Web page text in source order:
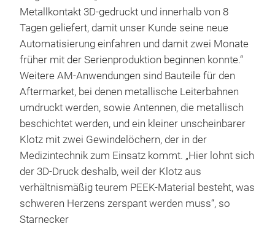
Metallkontakt 3D-gedruckt und innerhalb von 8
Tagen geliefert, damit unser Kunde seine neue
Automatisierung einfahren und damit zwei Monate
früher mit der Serienproduktion beginnen konnte.“
Weitere AM-Anwendungen sind Bauteile für den
Aftermarket, bei denen metallische Leiterbahnen
umdruckt werden, sowie Antennen, die metallisch
beschichtet werden, und ein kleiner unscheinbarer
Klotz mit zwei Gewindelöchern, der in der
Medizintechnik zum Einsatz kommt. „Hier lohnt sich
der 3D-Druck deshalb, weil der Klotz aus
verhältnismäßig teurem PEEK-Material besteht, was
schweren Herzens zerspant werden muss“, so
Starnecker